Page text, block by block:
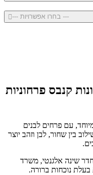
--- בחרו אפשרויות ---
קנבס פרחוניות
עם פרחים לבנים
בין שחור, לבן וזהב יוצר
שינה אלגנטי, משרד
בעלת נוכחות ברורה.